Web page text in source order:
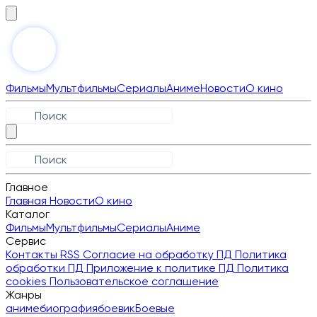
ФильмыМультфильмыСериалыАнимеНовостиО кино
Главное
Главная НовостиО кино
Каталог
ФильмыМультфильмыСериалыАниме
Сервис
Контакты RSS Согласие на обработку ПД Политика
обработки ПД Приложение к политике ПД Политика
cookies Пользовательское соглашение
Жанры
анимебиографиябоевикБоевые